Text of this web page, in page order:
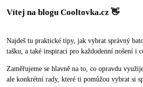
Vítej na blogu Cooltovka.cz 👋
Najdeš tu praktické tipy, jak vybrat správný
tašku, a také inspiraci pro každodenní nošení i
Zaměřujeme se hlavně na to, co opravdu
ale konkrétní rady, které ti pomůžou vybrat si